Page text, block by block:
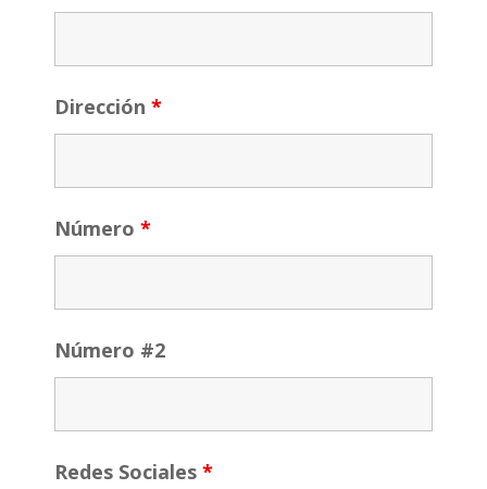
Dirección *
Número *
Número #2
Redes Sociales *